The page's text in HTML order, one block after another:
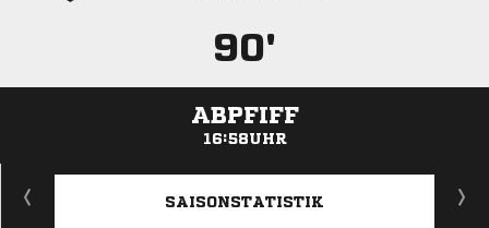
90'
ABPFIFF
16:58UHR
ANZEIGE
SAISONSTATISTIK